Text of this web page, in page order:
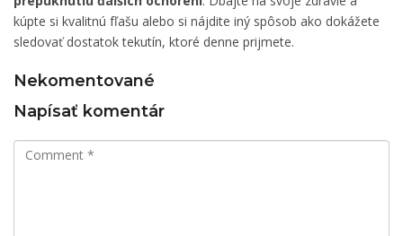
kúpte si kvalitnú fľašu alebo si nájdite iný spôsob ako dokážete
sledovať dostatok tekutín, ktoré denne prijmete.
Nekomentované
Napísať komentár